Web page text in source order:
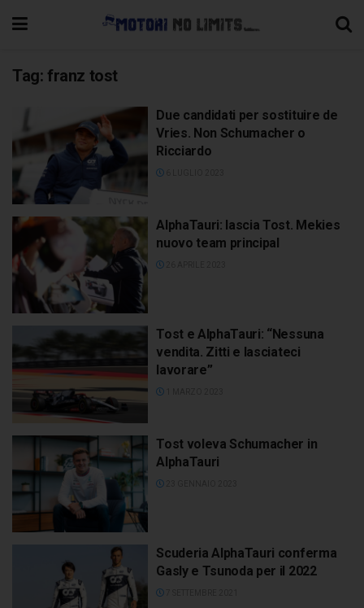
Tag: franz tost
Due candidati per sostituire de
Vries. Non Schumacher o
Ricciardo
AlphaTauri: lascia Tost. Mekies
nuovo team principal
Tost e AlphaTauri: “Nessuna
vendita. Zitti e lasciateci
lavorare”
Tost voleva Schumacher in
AlphaTauri
Scuderia AlphaTauri conferma
Gasly e Tsunoda per il 2022